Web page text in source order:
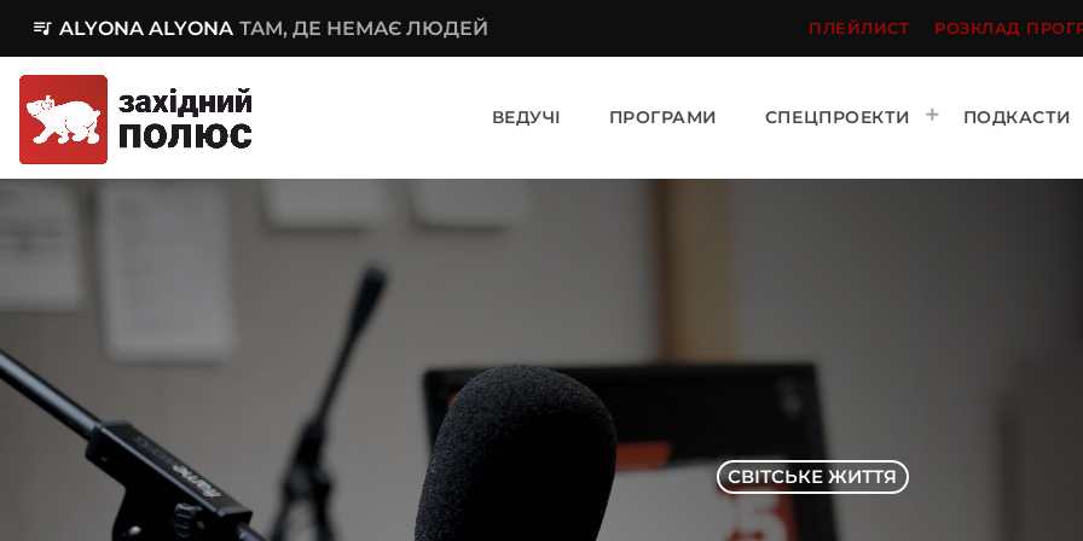
queue_music ALYONA ALYONA ТАМ, ДЕ НЕМАЄ ЛЮДЕЙ ПЛЕЙЛИСТ РОЗКЛАД
ВЕДУЧІ ПРОГРАМИ СПЕЦПРОЕКТИ ПОДКАСТИ
СВІТСЬКЕ ЖИТТЯ